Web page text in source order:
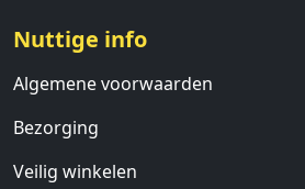
Nuttige info
Algemene voorwaarden
Bezorging
Veilig winkelen